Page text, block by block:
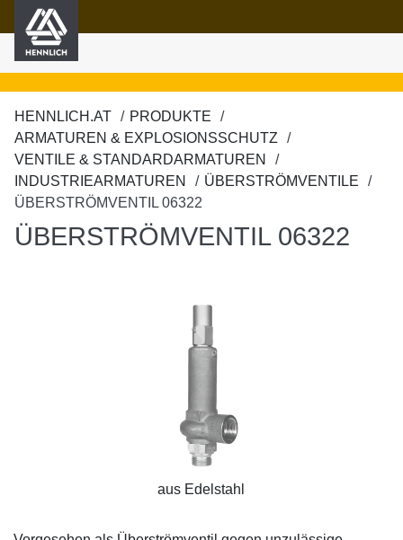
springen
HENNLICH.AT
PRODUKTE
ARMATUREN & EXPLOSIONSSCHUTZ
VENTILE & STANDARDARMATUREN
INDUSTRIEARMATUREN
ÜBERSTRÖMVENTILE
ÜBERSTRÖMVENTIL 06322
ÜBERSTRÖMVENTIL 06322
aus Edelstahl